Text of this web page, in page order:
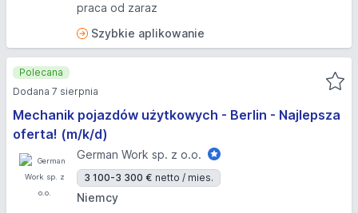
praca od zaraz
Szybkie aplikowanie
Mechanik pojazdów użytkowych - Berlin - Najlepsza
oferta! (m/k/d)
German Work sp. z o.o.
3 100-3 300 € netto / mies.
Niemcy
Polecana
Dodana 7 sierpnia